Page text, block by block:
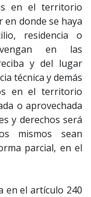
en el territorio
en donde se haya
residencia o
en las
y del lugar
técnica y demás
en el territorio
o aprovechada
y derechos será
mismos sean
parcial, en el
en el artículo 240